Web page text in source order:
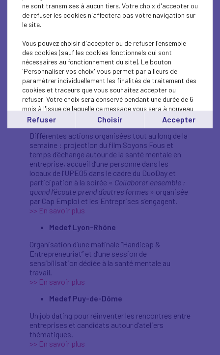
Modul’pro de l’Agefiph Centre Val de Loire,
ressource clé pour développer des pratiques
inclusives et opérationnelles.
>> En savoir plus
Medef Guyane
Mobilisation lors de la SEEPH en partenariat avec
des acteurs économiques afin de valoriser des
initiatives locales : le PRITH, France Travail, Cap
Emploi et l’Agefiph.
>> En savoir plus
UPE 05 – Hautes-Alpes
Différentes actions organisées tout au long de la
semaine : projection du film Soyons Fous et
temps d’échange autour de la santé mentale en
entreprise, accueil d’une personne dans les
locaux de l’UPE05 dans le cadre du DuoDay et
participation à la soirée « Collaborer ensemble :
quand l’écoute prend d’autres formes » organisée
par Cap Emploi et les Entreprises s’engagent.
>> En savoir plus
Medef Lyon-Rhône
Organisation d’une matinale “Handicap &
Entrepreneuriat” et d’une session de
sensibilisation dédiée à la santé mentale au
travail.
>> En savoir plus
Medef Puy-de-Dôme
Un job dating pour réinventer les rencontres entre
entreprises et candidats autour d’ateliers
thématiques.
>> En savoir plus
ne sont transmises à aucun tiers. Votre choix d'accepter ou
de refuser les cookies n'affectera pas votre navigation sur
le site.
Vous pouvez choisir d'accepter ou de refuser l'ensemble
des cookies (sauf les cookies fonctionnels qui sont
nécessaires au fonctionnement du site). Le bouton
'Personnaliser vos choix' vous permet par ailleurs de
paramétrer individuellement les finalités de traitement des
cookies et traceurs que vous souhaitez accepter ou
refuser. Votre choix sera conservé pendant une durée de 6
mois à l'issue de laquelle ce message vous sera à nouveau
affiché..
Vous pouvez modifier votre choix à tout moment en
cliquant sur le lien'cookies'en bas de page.
Refuser Choisir Accepter